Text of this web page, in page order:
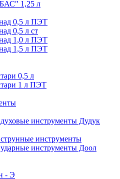
1,25 л
0,5 л ПЭТ
0,5 л ст
1,0 л ПЭТ
1,5 л ПЭТ
0,5 л
1 л ПЭТ
инструменты Дудук
инструменты
инструменты Доол
- Э